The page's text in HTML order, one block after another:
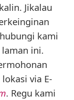
Jikalau
kami
ini.
via E-
. Regu kami